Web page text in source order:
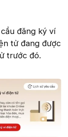
đăng ký ví
tử đang được
trước đó.